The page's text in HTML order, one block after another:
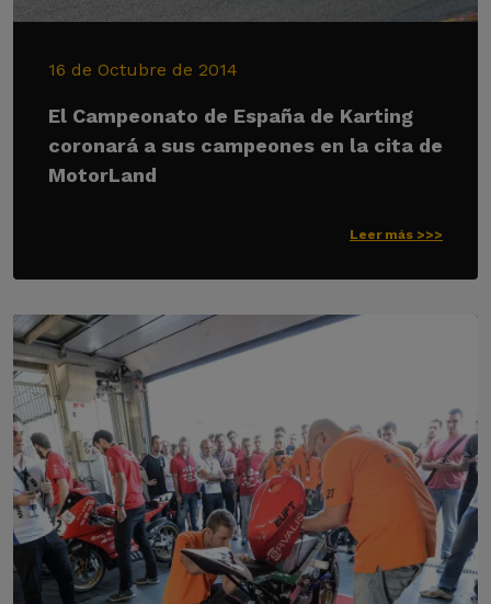
16 de Octubre de 2014
El Campeonato de España de Karting
coronará a sus campeones en la cita de
MotorLand
Leer más >>>